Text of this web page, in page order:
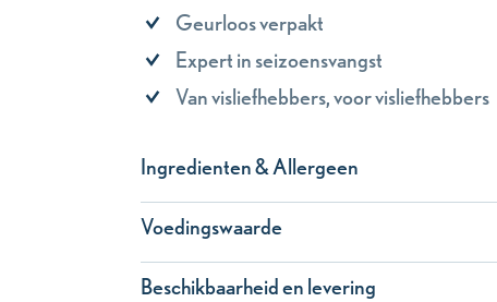
Geurloos verpakt
Expert in seizoensvangst
Van visliefhebbers, voor visliefhebbers
Ingredienten & Allergeen
Voedingswaarde
Beschikbaarheid en levering